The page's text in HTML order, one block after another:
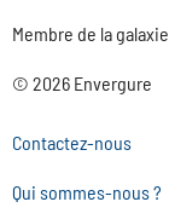
Membre de la galaxie
© 2026 Envergure
Contactez-nous
Qui sommes-nous ?